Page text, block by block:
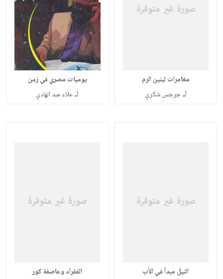
مغامرات لينين الرم
لـجرجس شكري
يوميات مصري في زمن
لـعلاء عبد الهادي
النيل مبدأ في الأب الفقراء وعاصفة كور